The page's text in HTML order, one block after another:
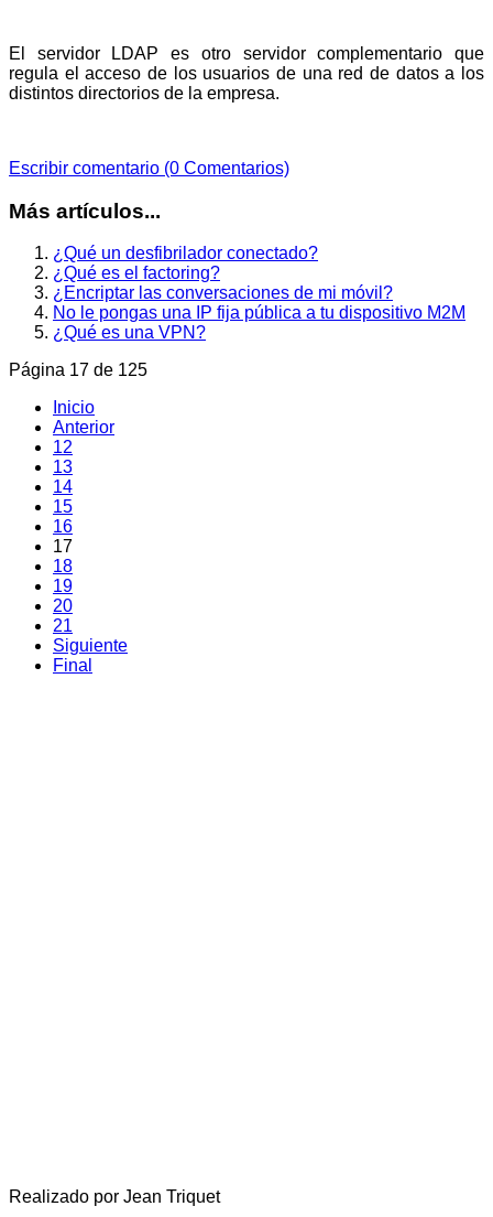
El servidor LDAP es otro servidor complementario que
regula el acceso de los usuarios de una red de datos a los
distintos directorios de la empresa.
Escribir comentario (0 Comentarios)
Más artículos...
¿Qué un desfibrilador conectado?
¿Qué es el factoring?
¿Encriptar las conversaciones de mi móvil?
No le pongas una IP fija pública a tu dispositivo M2M
¿Qué es una VPN?
Página 17 de 125
Inicio
Anterior
12
13
14
15
16
17
18
19
20
21
Siguiente
Final
Realizado por Jean Triquet